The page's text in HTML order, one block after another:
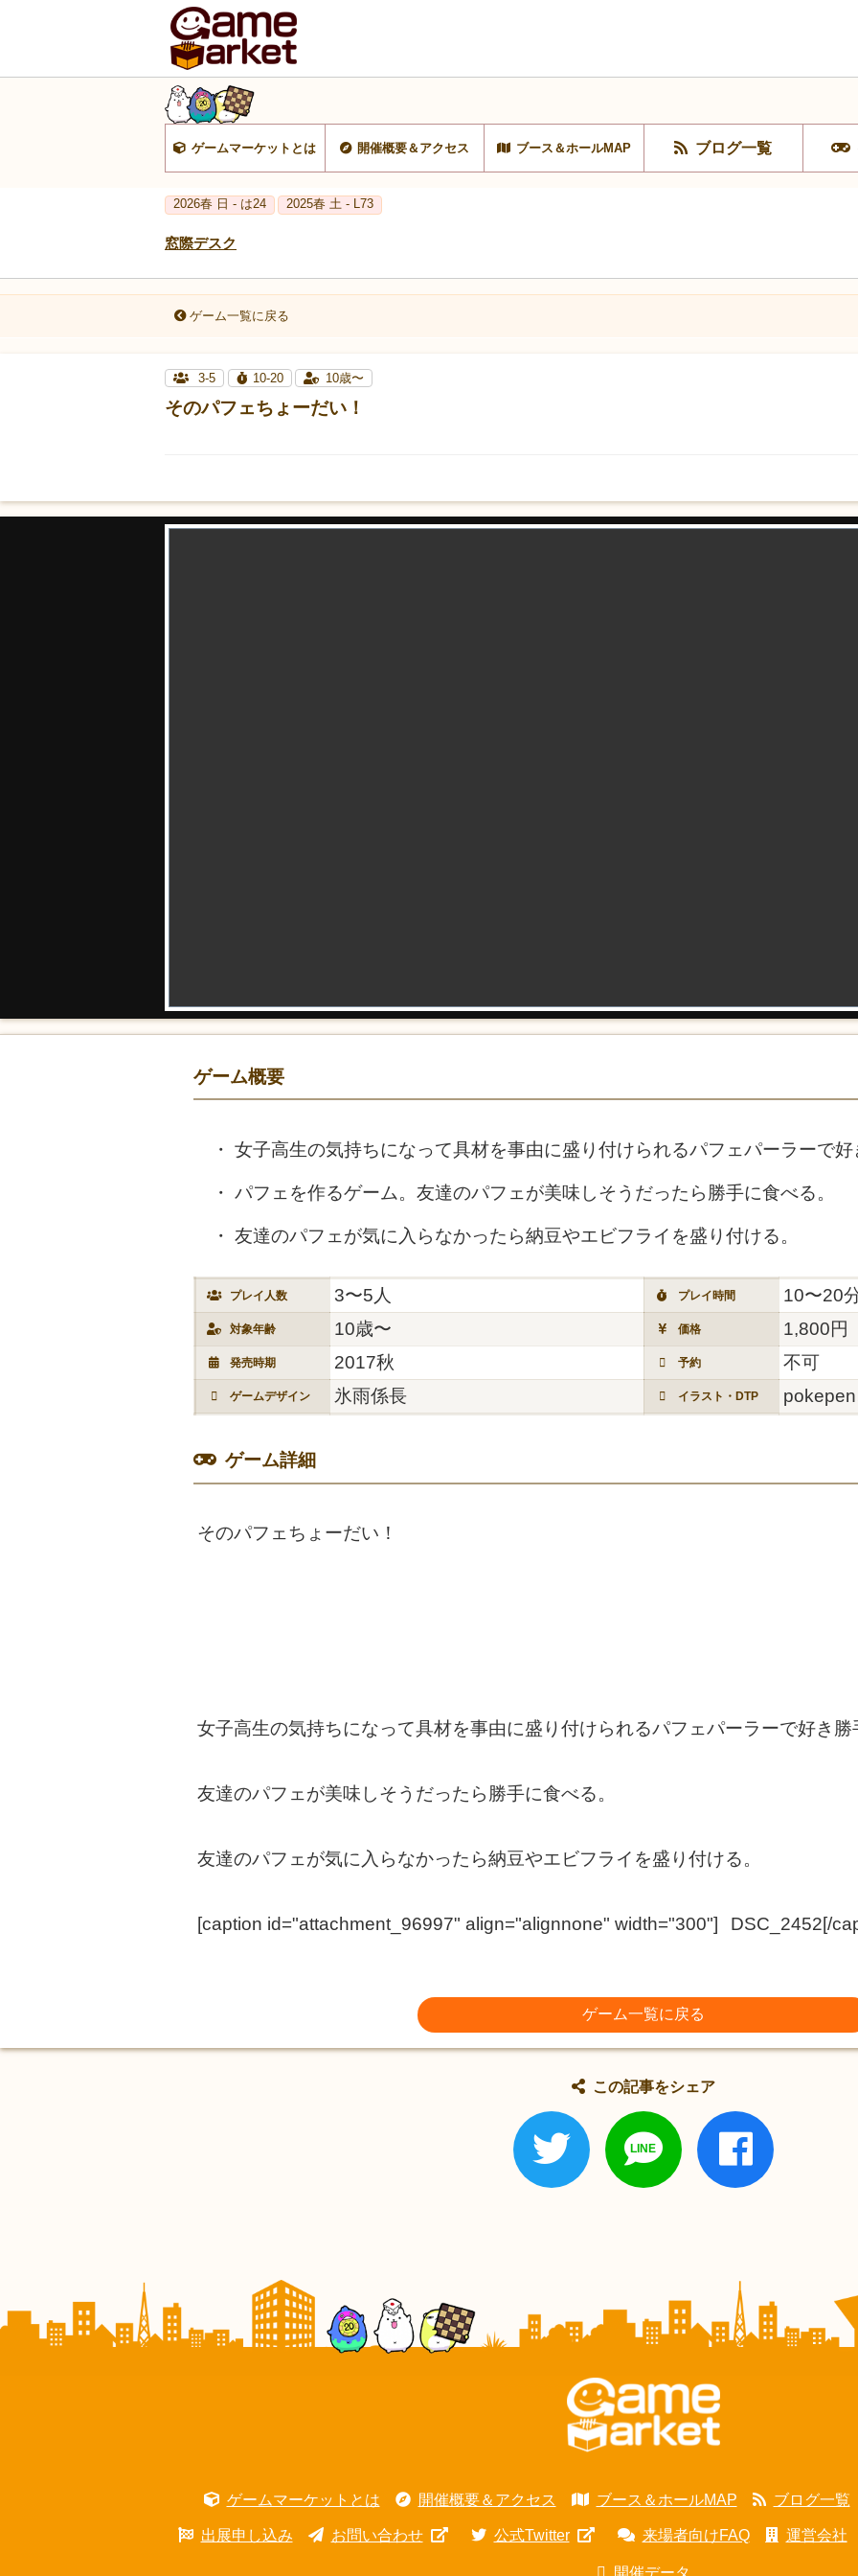
ゲームマーケットとは 開催概要＆アクセス ブース＆ホールMAP ブログ一覧
2026春 日 - は24 2025春 土 - L73
窓際デスク
ゲーム一覧に戻る
3-5 10-20 10歳〜
そのパフェちょーだい！
ゲーム概要
女子高生の気持ちになって具材を事由に盛り付けられるパフェパーラーで好
パフェを作るゲーム。友達のパフェが美味しそうだったら勝手に食べる。
友達のパフェが気に入らなかったら納豆やエビフライを盛り付ける。
プレイ人数 3〜5人 プレイ時間 10〜20
対象年齢 10歳〜 価格 1,800円
発売時期 2017秋 予約 不可
ゲームデザイン 氷雨係長 イラスト・DTP
ゲーム詳細
そのパフェちょーだい！
女子高生の気持ちになって具材を事由に盛り付けられるパフェパーラーで好き
友達のパフェが美味しそうだったら勝手に食べる。
友達のパフェが気に入らなかったら納豆やエビフライを盛り付ける。
[caption id="attachment_96997" align="alignnone" width="300"] DSC_2452[/
ゲーム一覧に戻る
この記事をシェア
ゲームマーケットとは 開催概要＆アクセス ブース＆ホールMAP ブログ一覧
出展申し込み お問い合わせ 公式Twitter 来場者向けFAQ 運営会社
開催データ